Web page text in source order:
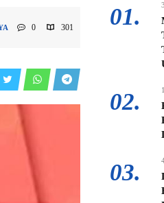
0 301 01.
02.
03.